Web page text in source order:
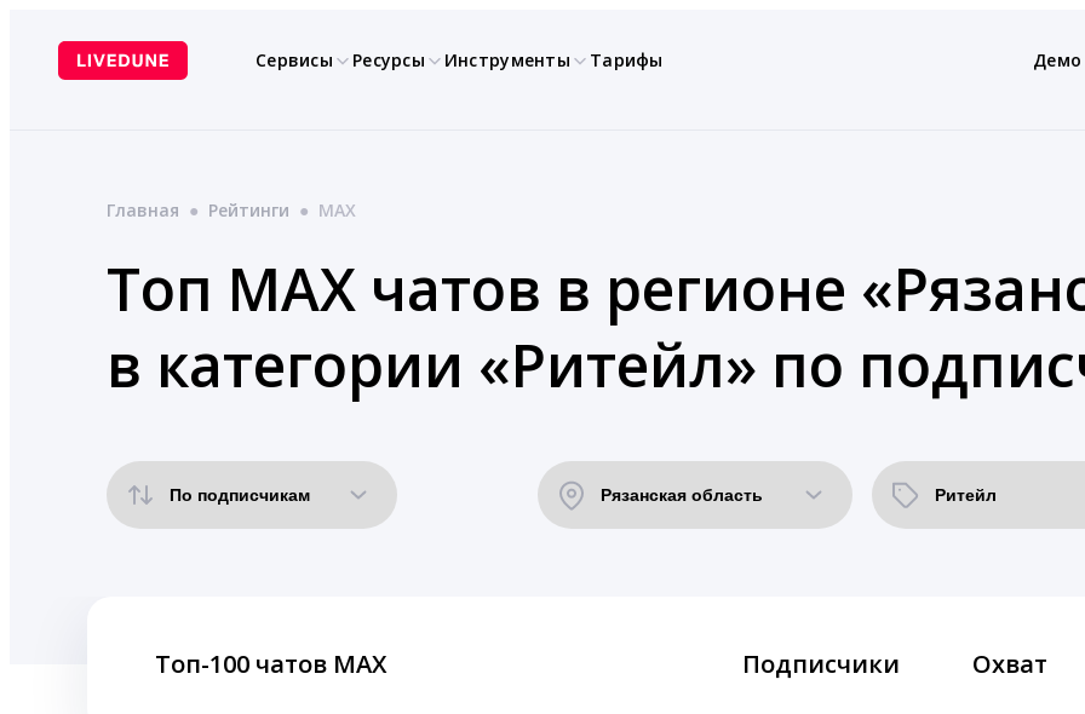
содержимому
Сервисы Ресурсы Инструменты Тарифы Демо
Главная ● Рейтинги ● MAX
Топ MAX чатов в регионе
в категории «Ритейл» по
Топ-100 чатов MAX Подписчики Охват